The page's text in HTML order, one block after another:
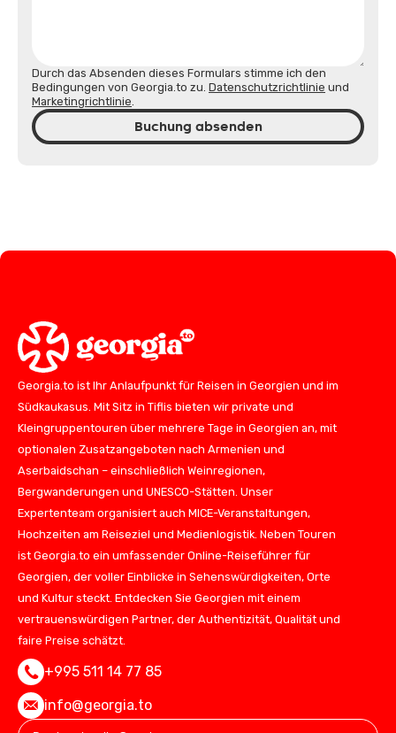
Durch das Absenden dieses Formulars stimme ich den
Bedingungen von Georgia.to zu. Datenschutzrichtlinie und
Marketingrichtlinie.
Buchung absenden
Georgia.to ist Ihr Anlaufpunkt für Reisen in Georgien und im
Südkaukasus. Mit Sitz in Tiflis bieten wir private und
Kleingruppentouren über mehrere Tage in Georgien an, mit
optionalen Zusatzangeboten nach Armenien und
Aserbaidschan – einschließlich Weinregionen,
Bergwanderungen und UNESCO-Stätten. Unser
Expertenteam organisiert auch MICE-Veranstaltungen,
Hochzeiten am Reiseziel und Medienlogistik. Neben Touren
ist Georgia.to ein umfassender Online-Reiseführer für
Georgien, der voller Einblicke in Sehenswürdigkeiten, Orte
und Kultur steckt. Entdecken Sie Georgien mit einem
vertrauenswürdigen Partner, der Authentizität, Qualität und
faire Preise schätzt.
+995 511 14 77 85
info@georgia.to